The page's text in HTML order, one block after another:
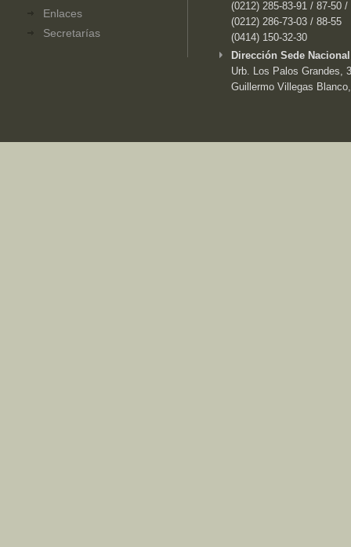
Enlaces
Secretarías
(0212) 285-83-91 / 87-50 /
(0212) 286-73-03 / 88-55
(0414) 150-32-30
Dirección Sede
Urb. Los Palos Grandes,
Guillermo Villegas